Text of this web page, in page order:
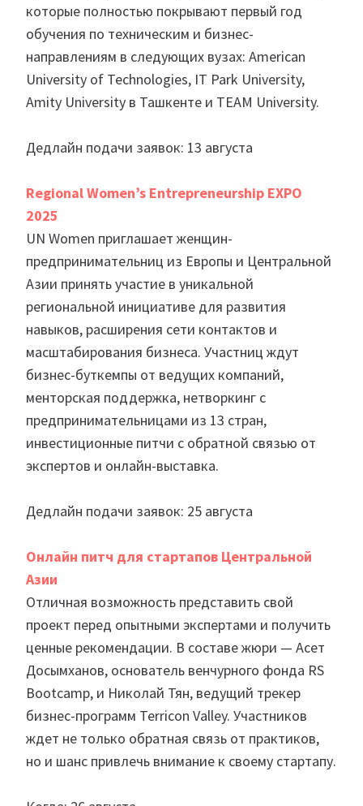
которые полностью покрывают первый год
обучения по техническим и бизнес-
направлениям в следующих вузах: American
University of Technologies, IT Park University,
Amity University в Ташкенте и TEAM University.
Дедлайн подачи заявок: 13 августа
Regional Women’s Entrepreneurship EXPO
2025
UN Women приглашает женщин-
предпринимательниц из Европы и Центральной
Азии принять участие в уникальной
региональной инициативе для развития
навыков, расширения сети контактов и
масштабирования бизнеса. Участниц ждут
бизнес-буткемпы от ведущих компаний,
менторская поддержка, нетворкинг с
предпринимательницами из 13 стран,
инвестиционные питчи с обратной связью от
экспертов и онлайн-выставка.
Дедлайн подачи заявок: 25 августа
Онлайн питч для стартапов Центральной
Азии
Отличная возможность представить свой
проект перед опытными экспертами и получить
ценные рекомендации. В составе жюри — Асет
Досымханов, основатель венчурного фонда RS
Bootcamp, и Николай Тян, ведущий трекер
бизнес-программ Terricon Valley. Участников
ждет не только обратная связь от практиков,
но и шанс привлечь внимание к своему стартапу.